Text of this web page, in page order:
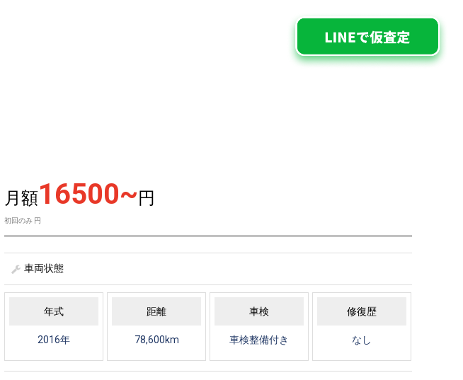
月額16500~ 円
初回のみ 円
車両状態
年式
2016年
距離
78,600km
車検
車検整備付き
修復歴
なし